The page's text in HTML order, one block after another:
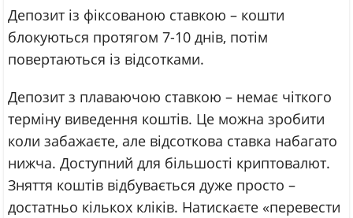
Депозит із фіксованою ставкою – кошти
блокуються протягом 7-10 днів, потім
повертаються із відсотками.
Депозит з плаваючою ставкою – немає чіткого
терміну виведення коштів. Це можна зробити
коли забажаєте, але відсоткова ставка набагато
нижча. Доступний для більшості криптовалют.
Зняття коштів відбувається дуже просто –
достатньо кількох кліків. Натискаєте «перевести